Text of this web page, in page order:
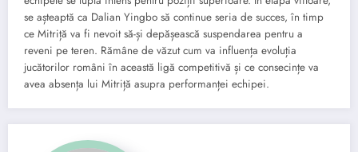
se așteaptă ca Dalian Yingbo să continue seria de succes, în timp
ce Mitriță va fi nevoit să-și depășească suspendarea pentru a
reveni pe teren. Rămâne de văzut cum va influența evoluția
jucătorilor români în această ligă competitivă și ce consecințe va
avea absența lui Mitriță asupra performanței echipei.